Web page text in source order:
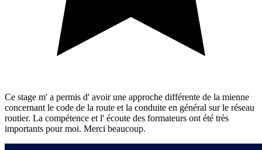
Ce stage m' a permis d' avoir une approche différente de la mienne
concernant le code de la route et la conduite en général sur le réseau
routier. La compétence et l' écoute des formateurs ont été très
importants pour moi. Merci beaucoup.